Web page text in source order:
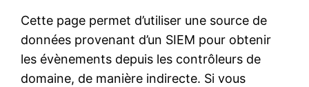
Cette page permet d’utiliser une source de
données provenant d’un SIEM pour obtenir
les évènements depuis les contrôleurs de
domaine, de manière indirecte. Si vous